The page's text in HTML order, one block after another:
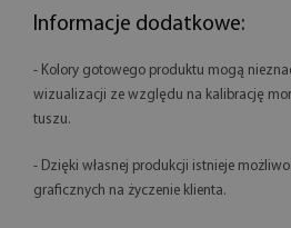
Informacje dodatkowe:
- Kolory gotowego produktu mogą
wizualizacji ze względu na kalibrację
tuszu.
- Dzięki własnej produkcji istnieje
graficznych na życzenie klienta.